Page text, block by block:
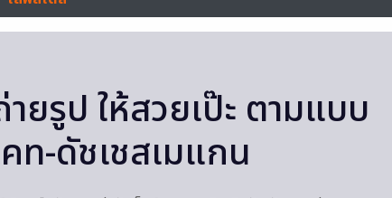
ยรูป ให้สวยเป๊ะ ตามแบบ
ท-ดัชเชสเมแกน